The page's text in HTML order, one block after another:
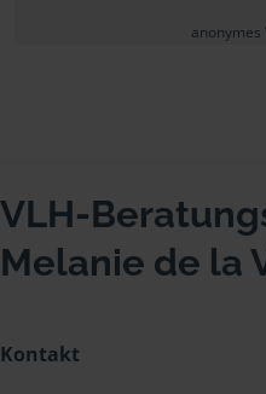
anonymes
VLH-
Melanie de la
Kontakt